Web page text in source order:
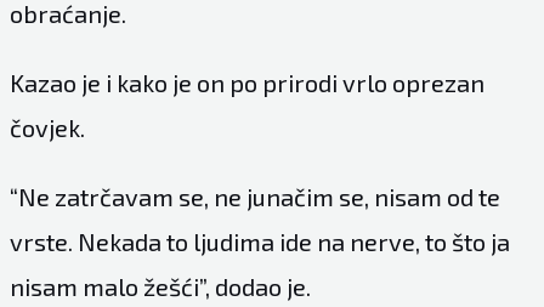
obraćanje.
Kazao je i kako je on po prirodi vrlo oprezan
čovjek.
“Ne zatrčavam se, ne junačim se, nisam od te
vrste. Nekada to ljudima ide na nerve, to što ja
nisam malo žešći”, dodao je.